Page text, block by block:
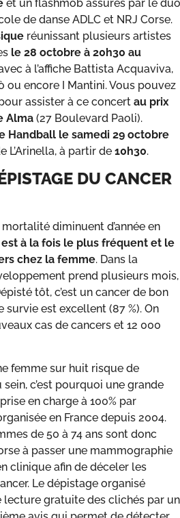
et un flashmob assurés par le duo
de danse ADLC et NRJ Corse.
réunissant plusieurs artistes
le 28 octobre à 20h30 au
à l’affiche Battista Acquaviva,
ou encore I Mantini. Vous pouvez
assister à ce concert au prix
Alma (27 Boulevard Paoli).
Handball le samedi 29 octobre
L’Arinella, à partir de 10h30.
DU CANCER
diminuent d’année en
à la fois le plus fréquent et le
chez la femme. Dans la
prend plusieurs mois,
tôt, c’est un cancer de bon
est excellent (87 %). On
cas de cancers et 12 000
femme sur huit risque de
c’est pourquoi une grande
en charge à 100% par
en France depuis 2004.
de 50 à 74 ans sont donc
à passer une mammographie
clinique afin de déceler les
Le dépistage organisé
gratuite des clichés par un